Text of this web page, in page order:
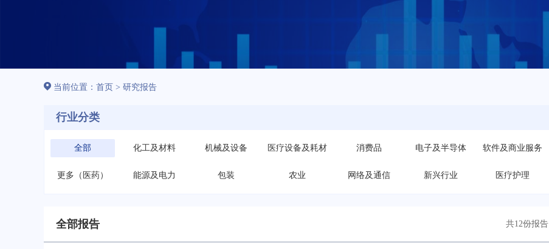
当前位置： 首页 > 研究报告
行业分类
全部 化工及材料 机械及设备 医疗设备及耗材 消费品 电子及半导体 软件及商业服务
更多（医药） 能源及电力 包装 农业 网络及通信 新兴行业 医疗护理
全部报告 共12份报告